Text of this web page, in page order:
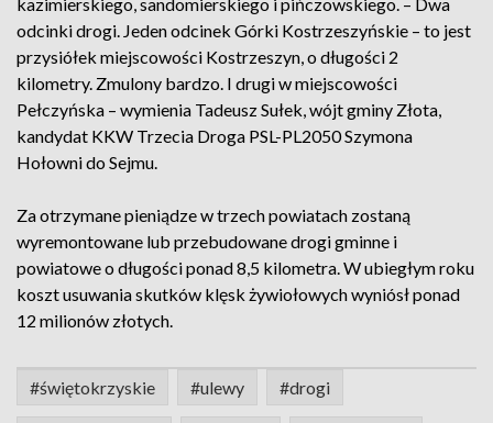
odcinki drogi. Jeden odcinek Górki Kostrzeszyńskie – to jest
przysiółek miejscowości Kostrzeszyn, o długości 2
kilometry. Zmulony bardzo. I drugi w miejscowości
Pełczyńska – wymienia Tadeusz Sułek, wójt gminy Złota,
kandydat KKW Trzecia Droga PSL-PL2050 Szymona
Hołowni do Sejmu.
Za otrzymane pieniądze w trzech powiatach zostaną
wyremontowane lub przebudowane drogi gminne i
powiatowe o długości ponad 8,5 kilometra. W ubiegłym roku
koszt usuwania skutków klęsk żywiołowych wyniósł ponad
12 milionów złotych.
#świętokrzyskie #ulewy #drogi